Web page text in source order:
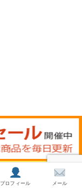
プロフィール メール